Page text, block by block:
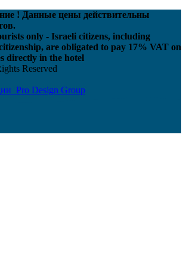
! Данные цены действительны
only - Israeli citizens, including
are obligated to pay 17% VAT on
directly in the hotel
Reserved
Pro Design Group